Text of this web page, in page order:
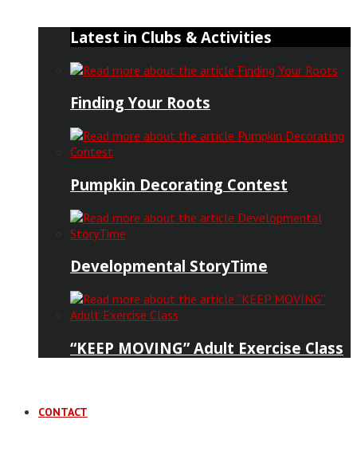
Latest in Clubs & Activities
Finding Your Roots
Pumpkin Decorating Contest
Developmental StoryTime
“KEEP MOVING” Adult Exercise Class
CONTACT